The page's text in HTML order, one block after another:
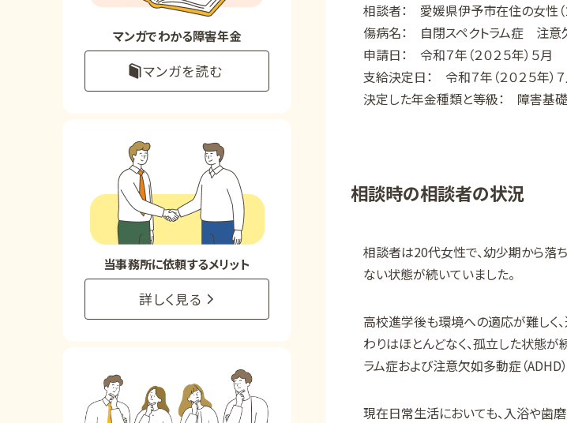
事務所について
お客様からの感謝のお手紙
で受給相談をする
メリット
相談者： 愛媛県伊予市在住の女性（
傷病名： 自閉スペクトラム症 注意
申請日： 令和７年（２０２５年）５月
支給決定日： 令和７年（２０２５年）
決定した年金種類と等級： 障害基礎
相談時の相談者の状況
相談者は20代女性で、幼少期から落
ない状態が続いていました。
高校進学後も環境への適応が難しく
わりはほとんどなく、孤立した状態が
ラム症および注意欠如多動症（ADHD
現在日常生活においても、入浴や歯
マンガでわかる障害年金
マンガを読む
当事務所に依頼するメリット
詳しく見る